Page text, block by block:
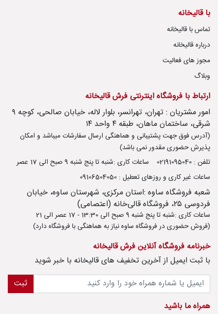
با قالیخانه
تماس با قالیخانه
درباره قالیخانه
مجوز های فعالیت
وبلاگ
ارتباط با فروشگاه اینترنتی فرش قالیخانه
امور مشتریان : تهران، تهرانسر، بلوار لاله، خیابان صالحی، کوچه ۹
شرقی، ساختمان ماهان، طبقه ۴ واحد ۱۴
(آدرس فوق جهت پشتیبانی و هماهنگی ارسال سفارشات میباشد و امکان
پذیرش حضوری مقدور نمی باشد)
تلفن : 02191095040
ساعات کاری :شنبه تا پنج شنبه 9 صبح الی 17 عصر
ساعات غیر کاری و روزهای تعطیل : 09106504050
شعبه فروشگاه ساوه :استان مرکزی، شهرستان ساوه، خیابان
فردوسی ۲۵، فروشگاه قالی‌خانه (اعتصامی)
ساعات کاری :شنبه تا پنج شنبه 9 صبح الی 13:30 - 17 عصر الی 21
(فروش حضوری در فروشگاه ساوه نیاز به هماهنگی با فروشگاه دارد)
خبرنامه فروشگاه آنلاین فرش قالیخانه
با ثبت ايميل از آخرین تخفیف های قالیخانه با خبر شوید
ثبت
همراه ما باشید